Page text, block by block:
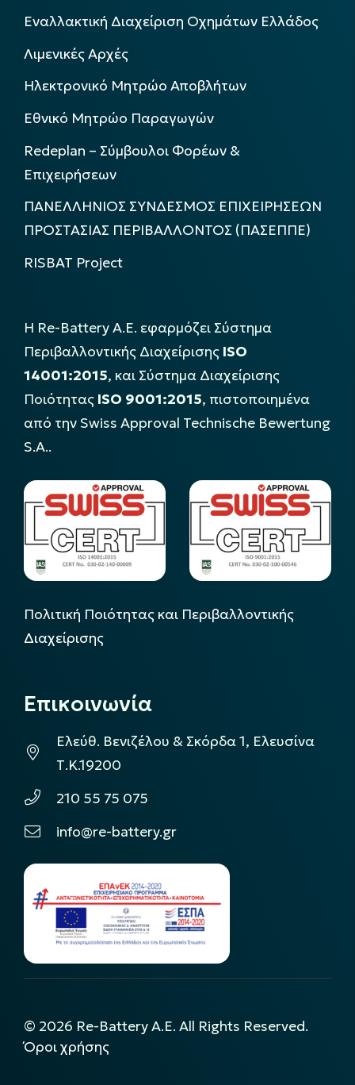
Εναλλακτική Διαχείριση Οχημάτων Ελλάδος
Λιμενικές Αρχές
Ηλεκτρονικό Μητρώο Αποβλήτων
Εθνικό Μητρώο Παραγωγών
Redeplan – Σύμβουλοι Φορέων &
Επιχειρήσεων
ΠΑΝΕΛΛΗΝΙΟΣ ΣΥΝΔΕΣΜΟΣ ΕΠΙΧΕΙΡΗΣΕΩΝ
ΠΡΟΣΤΑΣΙΑΣ ΠΕΡΙΒΑΛΛΟΝΤΟΣ (ΠΑΣΕΠΠΕ)
RISBAT Project
Η Re-Battery Α.Ε. εφαρμόζει Σύστημα
Περιβαλλοντικής Διαχείρισης ISO
14001:2015, και Σύστημα Διαχείρισης
Ποιότητας ISO 9001:2015, πιστοποιημένα
από την Swiss Approval Technische Bewertung
S.A..
Πολιτική Ποιότητας και Περιβαλλοντικής
Διαχείρισης
Επικοινωνία
Ελεύθ. Βενιζέλου & Σκόρδα 1, Ελευσίνα
Τ.Κ.19200
210 55 75 075
info@re-battery.gr
© 2026 Re-Battery A.E. All Rights Reserved.
Όροι χρήσης